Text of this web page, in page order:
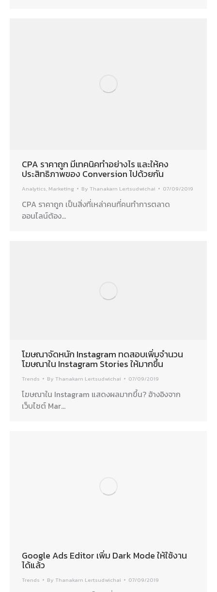
CPA ราคาถูก มีเทคนิคทำอย่างไร และให้คง
ประสิทธิภาพของ Conversion ไปด้วยกัน
Analytics, Marketing By Thanakarn Lertsudwichai 07/09/2019
CPA ราคาถูก เป็นสิ่งที่เหล่าคนที่คนทำการตลาด
ออนไลน์ต้อง…
โฆษณาจัดหนัก Instagram ทดสอบเพิ่มจำนวน
โฆษณาใน Instagram Stories ให้มากขึ้น
Trends By Thanakarn Lertsudwichai 07/09/2019
โฆษณาใน Instagram แสดงผลมากขึ้น? อ้างอิงจาก
เว็บไซต์ Mar…
Google Ads Editor เพิ่ม Dark Mode ให้ใช้งาน
ได้แล้ว
Trends By Thanakarn Lertsudwichai 07/09/2019